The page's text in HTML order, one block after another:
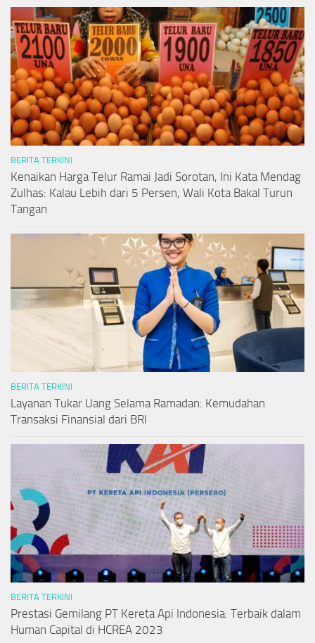
BERITA TERKINI
Kenaikan Harga Telur Ramai Jadi Sorotan, Ini Kata Mendag
Zulhas: Kalau Lebih dari 5 Persen, Wali Kota Bakal Turun
Tangan
BERITA TERKINI
Layanan Tukar Uang Selama Ramadan: Kemudahan
Transaksi Finansial dari BRI
BERITA TERKINI
Prestasi Gemilang PT Kereta Api Indonesia: Terbaik dalam
Human Capital di HCREA 2023